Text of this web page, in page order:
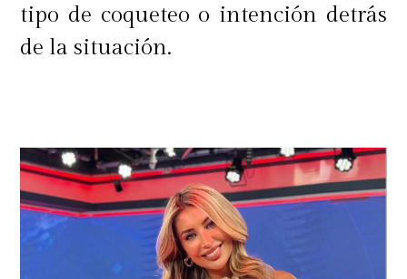
tipo de coqueteo o intención detrás
de la situación.